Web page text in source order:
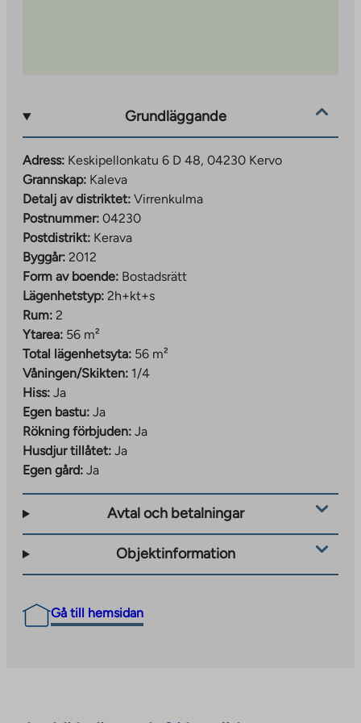
Grundläggande
Adress: Keskipellonkatu 6 D 48, 04230 Kervo
Grannskap: Kaleva
Detalj av distriktet: Virrenkulma
Postnummer: 04230
Postdistrikt: Kerava
Byggår: 2012
Form av boende: Bostadsrätt
Lägenhetstyp: 2h+kt+s
Rum: 2
Ytarea: 56 m²
Total lägenhetsyta: 56 m²
Våningen/Skikten: 1/4
Hiss: Ja
Egen bastu: Ja
Rökning förbjuden: Ja
Husdjur tillåtet: Ja
Egen gård: Ja
Avtal och betalningar
Objektinformation
Gå till hemsidan